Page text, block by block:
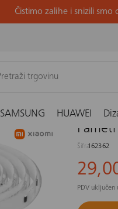
Čistimo zalihe i snizili
SAMSUNG HUAWEI
Šifra162362
PDV uključen